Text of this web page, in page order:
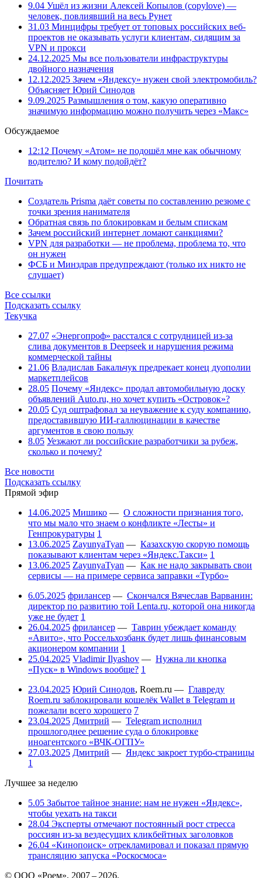
9.04 Ушёл из жизни Алексей Копылов (copylove) —
человек, повлиявший на весь Рунет
31.03 Минцифры требует от топовых российских веб-
проектов не оказывать услуги клиентам, сидящим за
VPN и прокси
24.12.2025 Мы все пользователи инфраструктуры
двойного назначения
12.12.2025 Зачем «Яндексу» нужен свой электромобиль?
Объясняет Юрий Синодов
9.09.2025 Размышления о том, какую оперативно
значимую информацию можно получить через «Макс»
Обсуждаемое
12:12 Почему «Атом» не подошёл мне как обычному
водителю? И кому подойдёт?
Почитать
Создатель Prisma даёт советы по составлению резюме с
точки зрения нанимателя
Обратная связь по блокировкам и белым спискам
Зачем российский интернет ломают санкциями?
VPN для разработки — не проблема, проблема то, что
он нужен
ФСБ и Минздрав предупреждают (только их никто не
слушает)
Все ссылки
Подсказать ссылку
Текучка
27.07 «Энергопроф» расстался с сотрудницей из-за
слива документов в Deepseek и нарушения режима
коммерческой тайны
21.06 Владислав Бакальчук предрекает конец дуополии
маркетплейсов
28.05 Почему «Яндекс» продал автомобильную доску
объявлений Auto.ru, но хочет купить «Островок»?
20.05 Суд оштрафовал за неуважение к суду компанию,
предоставившую ИИ-галлюцинации в качестве
аргументов в свою пользу
8.05 Уезжают ли российские разработчики за рубеж,
сколько и почему?
Все новости
Подсказать ссылку
Прямой эфир
14.06.2025 Мишико — О сложности признания того,
что мы мало что знаем о конфликте «Лесты» и
Генпрокуратуры 1
13.06.2025 ZayunyaTyan — Казахскую скорую помощь
показывают клиентам через «Яндекс.Такси» 1
13.06.2025 ZayunyaTyan — Как не надо закрывать свои
сервисы — на примере сервиса заправки «Турбо»
6.05.2025 фрилансер — Скончался Вячеслав Варванин:
директор по развитию той Lenta.ru, которой она никогда
уже не будет 1
26.04.2025 фрилансер — Таврин убеждает команду
«Авито», что Россельхозбанк будет лишь финансовым
акционером компании 1
25.04.2025 Vladimir Ilyashov — Нужна ли кнопка
«Пуск» в Windows вообще? 1
23.04.2025 Юрий Синодов, Roem.ru — Главреду
Roem.ru заблокировали кошелёк Wallet в Telegram и
пожелали всего хорошего 7
23.04.2025 Дмитрий — Telegram исполнил
прошлогоднее решение суда о блокировке
иноагентского «ВЧК-ОГПУ»
27.03.2025 Дмитрий — Яндекс закроет турбо-страницы
1
Лучшее за неделю
5.05 Забытое тайное знание: нам не нужен «Яндекс»,
чтобы уехать на такси
28.04 Эксперты отмечают постоянный рост стресса
россиян из-за вездесущих кликбейтных заголовков
26.04 «Кинопоиск» отрекламировал и показал прямую
трансляцию запуска «Роскосмоса»
© ООО «Роем», 2007 – 2026.